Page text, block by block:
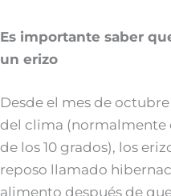
Es importante saber
un erizo
Desde el mes de
del clima (normalmente
de los 10 grados), los
reposo llamado
alimento después de